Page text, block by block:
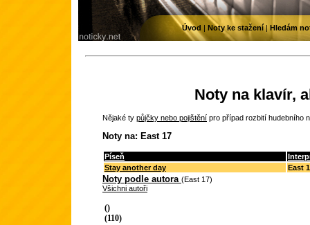
Noty na klavír,
Nějaké ty půjčky nebo pojištění pro případ rozbití hudebního
Noty na: East 17
Píseň
Stay another day
East
Noty podle autora (East 17)
Všichni autoři
()
(110)
Úvod | Noty ke stažení| Hledám